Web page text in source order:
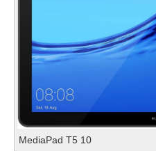
MediaPad T5 10